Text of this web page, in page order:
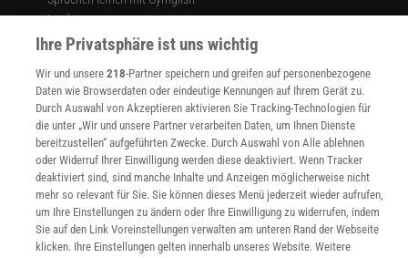
Lexika
Für Spektrum schreiben
WEBSEITEN
KielSCN
Wissenschaft in die Schulen
SciLogs
Uns finden Sie auch hier:
Ihre Privatsphäre ist uns wichtig
Wir und unsere218-Partner speichern und greifen auf personenbezogene
Daten wie Browserdaten oder eindeutige Kennungen auf Ihrem Gerät zu.
Durch Auswahl von Akzeptieren aktivieren Sie Tracking-Technologien für
die unter „Wir und unsere Partner verarbeiten Daten, um Ihnen Dienste
bereitzustellen“ aufgeführten Zwecke. Durch Auswahl von Alle ablehnen
oder Widerruf Ihrer Einwilligung werden diese deaktiviert. Wenn Tracker
deaktiviert sind, sind manche Inhalte und Anzeigen möglicherweise nicht
mehr so relevant für Sie. Sie können dieses Menü jederzeit wieder aufrufen,
um Ihre Einstellungen zu ändern oder Ihre Einwilligung zu widerrufen, indem
Sie auf den Link Voreinstellungen verwalten am unteren Rand der Webseite
klicken. Ihre Einstellungen gelten innerhalb unseres Website. Weitere